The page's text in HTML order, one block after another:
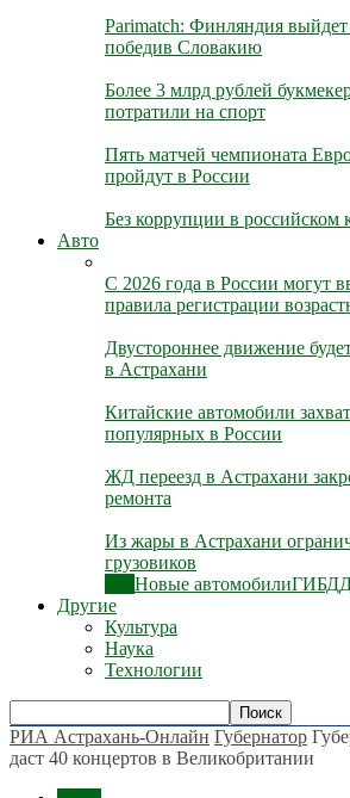
Parimatch: Финляндия выйдет
победив Словакию
Более 3 млрд рублей
потратили на спорт
Пять матчей чемпионата
пройдут в России
Без коррупции в российском
Авто
С 2026 года в России могут
правила регистрации
Двустороннее движение
в Астрахани
Китайские автомобили
популярных в России
ЖД переезд в Астрахани
ремонта
Из жары в Астрахани
грузовиков
Новые автомобили
Другие
Культура
Наука
Технологии
РИА Астрахань-Онлайн Губернатор
даст 40 концертов в Великобритании